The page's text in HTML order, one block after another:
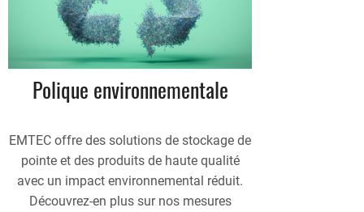
Polique environnementale
EMTEC offre des solutions de stockage de
pointe et des produits de haute qualité
avec un impact environnemental réduit.
Découvrez-en plus sur nos mesures